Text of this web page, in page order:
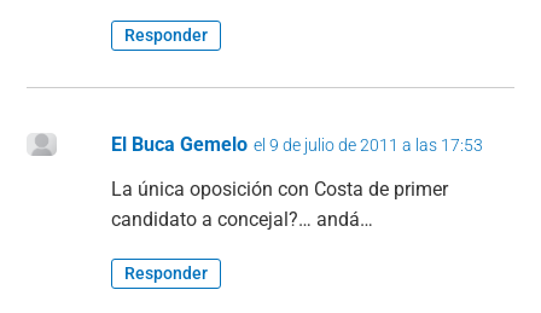
Responder
El Buca Gemelo el 9 de julio de 2011 a las 17:53
La única oposición con Costa de primer
candidato a concejal?… andá…
Responder